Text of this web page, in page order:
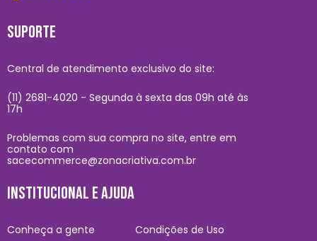
SUPORTE
Central de atendimento exclusivo do site:
(11) 2681-4020 - Segunda à sexta das 09h até às
17h
Problemas com sua compra no site, entre em
contato com
sacecommerce@zonacriativa.com.br
INSTITUCIONAL E AJUDA
Conheça a gente Condições de Uso